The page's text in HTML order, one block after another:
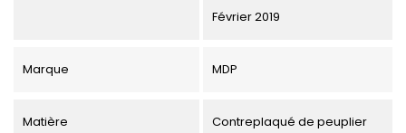
Février 2019
Marque MDP
Matière Contreplaqué de peuplier